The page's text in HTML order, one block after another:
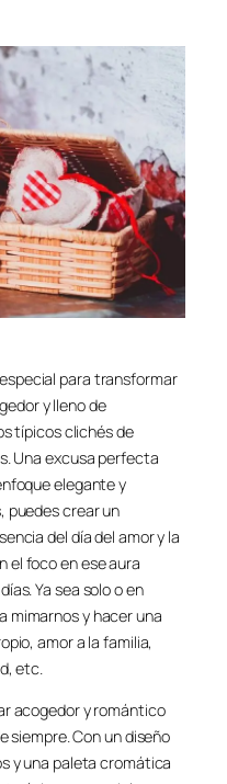
para transformar
y lleno de
típicos clichés de
Una excusa perfecta
elegante y
puedes crear un
del día del amor y la
el foco en ese aura
Ya sea solo o en
mimarnos y hacer una
amor a la familia,
etc.
acogedor y romántico
siempre. Con un diseño
y una paleta cromática